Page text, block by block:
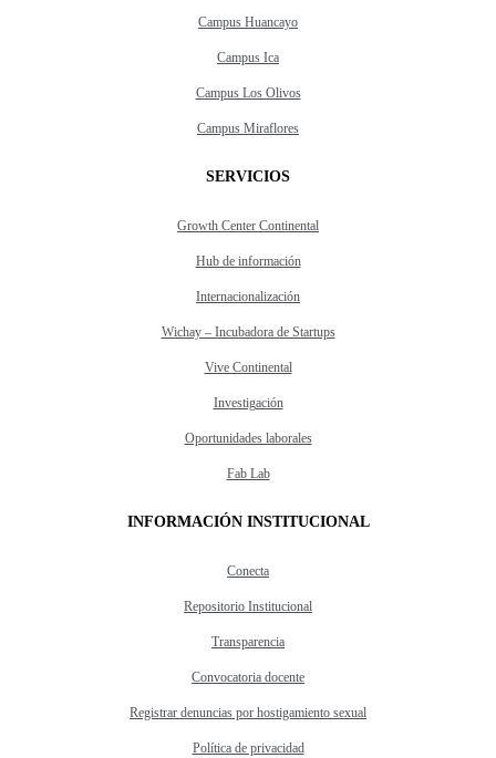
Campus Huancayo
Campus Ica
Campus Los Olivos
Campus Miraflores
SERVICIOS
Growth Center Continental
Hub de información
Internacionalización
Wichay – Incubadora de Startups
Vive Continental
Investigación
Oportunidades laborales
Fab Lab
INFORMACIÓN INSTITUCIONAL
Conecta
Repositorio Institucional
Transparencia
Convocatoria docente
Registrar denuncias por hostigamiento sexual
Política de privacidad